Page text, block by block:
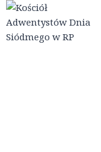
Przejdź
do
treści